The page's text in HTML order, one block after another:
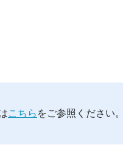
こちら をご参照ください。